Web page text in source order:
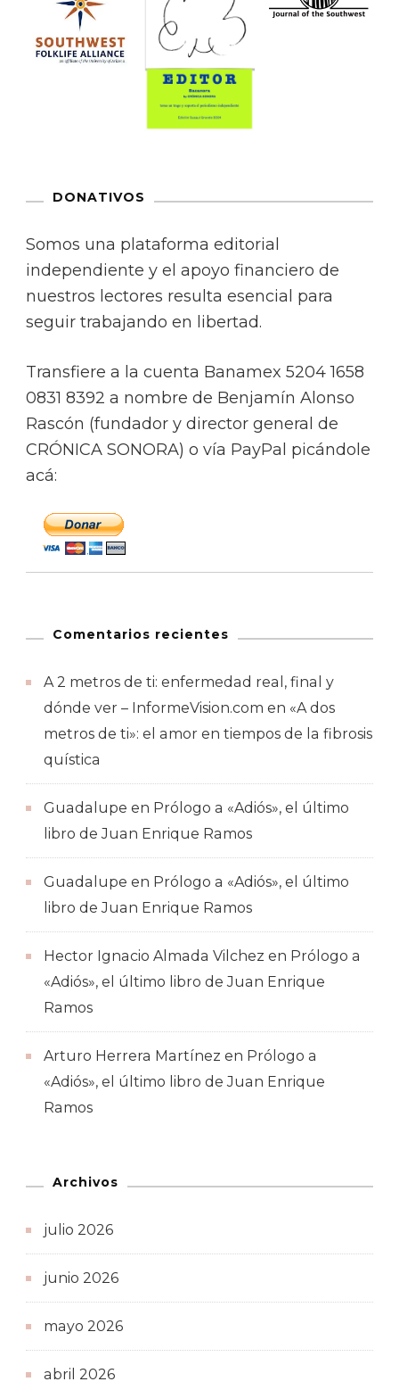
DONATIVOS
Somos una plataforma editorial
independiente y el apoyo financiero de
nuestros lectores resulta esencial para
seguir trabajando en libertad.
Transfiere a la cuenta Banamex 5204 1658
0831 8392 a nombre de Benjamín Alonso
Rascón (fundador y director general de
CRÓNICA SONORA) o vía PayPal picándole
acá:
Comentarios recientes
A 2 metros de ti: enfermedad real, final y
dónde ver – InformeVision.com en «A dos
metros de ti»: el amor en tiempos de la fibrosis
quística
Guadalupe en Prólogo a «Adiós», el último
libro de Juan Enrique Ramos
Guadalupe en Prólogo a «Adiós», el último
libro de Juan Enrique Ramos
Hector Ignacio Almada Vilchez en Prólogo a
«Adiós», el último libro de Juan Enrique
Ramos
Arturo Herrera Martínez en Prólogo a
«Adiós», el último libro de Juan Enrique
Ramos
Archivos
julio 2026
junio 2026
mayo 2026
abril 2026